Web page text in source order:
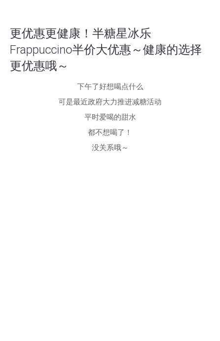
更优惠更健康！半糖星冰乐
Frappuccino半价大优惠～健康的选择
更优惠哦～
下午了好想喝点什么
可是最近政府大力推进减糖活动
平时爱喝的甜水
都不想喝了！
没关系哦～